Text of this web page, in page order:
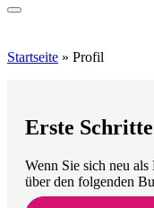
Startseite » Profil
Erste Schritte
Wenn Sie sich neu
über den folgenden